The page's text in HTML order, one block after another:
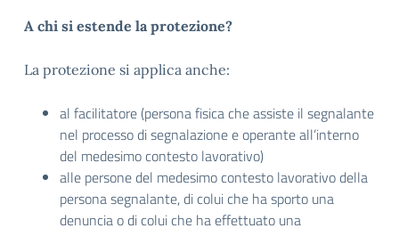
A chi si estende la protezione?
La protezione si applica anche:
al facilitatore (persona fisica che assiste il segnalante
nel processo di segnalazione e operante all’interno
del medesimo contesto lavorativo)
alle persone del medesimo contesto lavorativo della
persona segnalante, di colui che ha sporto una
denuncia o di colui che ha effettuato una